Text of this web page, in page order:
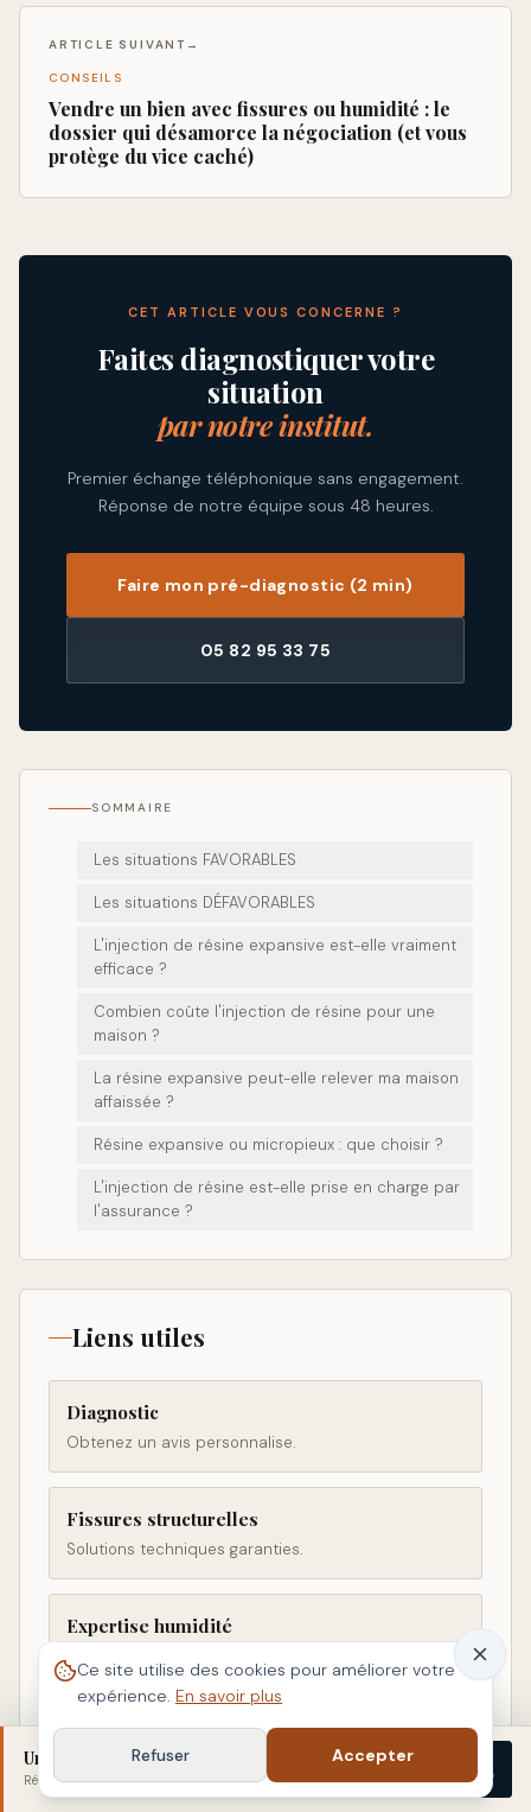
ARTICLE SUIVANT →
CONSEILS
Vendre un bien avec fissures ou humidité : le
dossier qui désamorce la négociation (et vous
protège du vice caché)
CET ARTICLE VOUS CONCERNE ?
Faites diagnostiquer votre
situation
par notre institut.
Premier échange téléphonique sans engagement.
Réponse de notre équipe sous 48 heures.
Faire mon pré-diagnostic (2 min)
05 82 95 33 75
SOMMAIRE
Les situations FAVORABLES
Les situations DÉFAVORABLES
L'injection de résine expansive est-elle vraiment
efficace ?
Combien coûte l'injection de résine pour une
maison ?
La résine expansive peut-elle relever ma maison
affaissée ?
Résine expansive ou micropieux : que choisir ?
L'injection de résine est-elle prise en charge par
l'assurance ?
Liens utiles
Diagnostic
Obtenez un avis personnalise.
Fissures structurelles
Solutions techniques garanties.
Expertise humidité
cause.
Contact IPB
Parler a un inspecteur IPB.
Un doute sur votre bâti ?
Réponse sous 48 h· sans engagement
Démarrer
Ce site utilise des cookies pour améliorer votre
expérience. En savoir plus
Refuser Accepter